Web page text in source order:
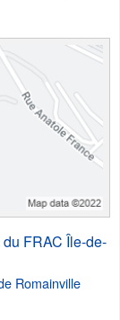
FRAC Île-de-
Romainville